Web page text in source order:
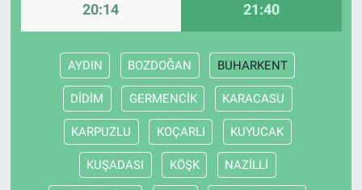
20:14 21:40
AYDIN BOZDOĞAN BUHARKENT
DİDİM GERMENCİK KARACASU
KARPUZLU KOÇARLI KUYUCAK
KUŞADASI KÖŞK NAZİLLİ